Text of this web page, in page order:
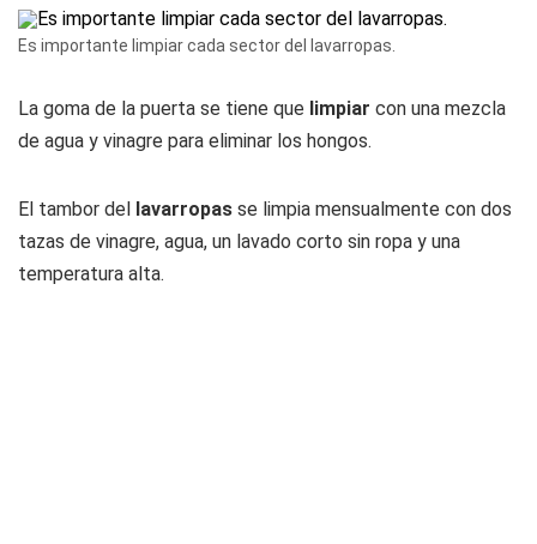
Es importante limpiar cada sector del lavarropas.
La goma de la puerta se tiene que limpiar con una mezcla
de agua y vinagre para eliminar los hongos.
El tambor del lavarropas se limpia mensualmente con dos
tazas de vinagre, agua, un lavado corto sin ropa y una
temperatura alta.